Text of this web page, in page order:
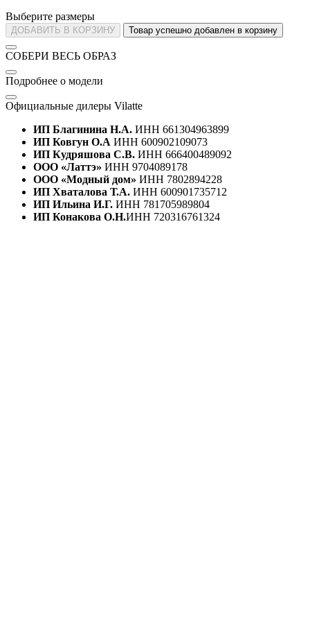
Выберите размеры
ДОБАВИТЬ В КОРЗИНУ Товар успешно добавлен в корзину
СОБЕРИ ВЕСЬ ОБРАЗ
Подробнее о модели
Официальные дилеры Vilatte
ИП Благинина Н.А. ИНН 661304963899
ИП Ковгун О.А ИНН 600902109073
ИП Кудряшова С.В. ИНН 666400489092
ООО «Латтэ» ИНН 9704089178
ООО «Модный дом» ИНН 7802894228
ИП Хваталова Т.А. ИНН 600901735712
ИП Ильина И.Г. ИНН 781705989804
ИП Конакова О.Н.ИНН 720316761324